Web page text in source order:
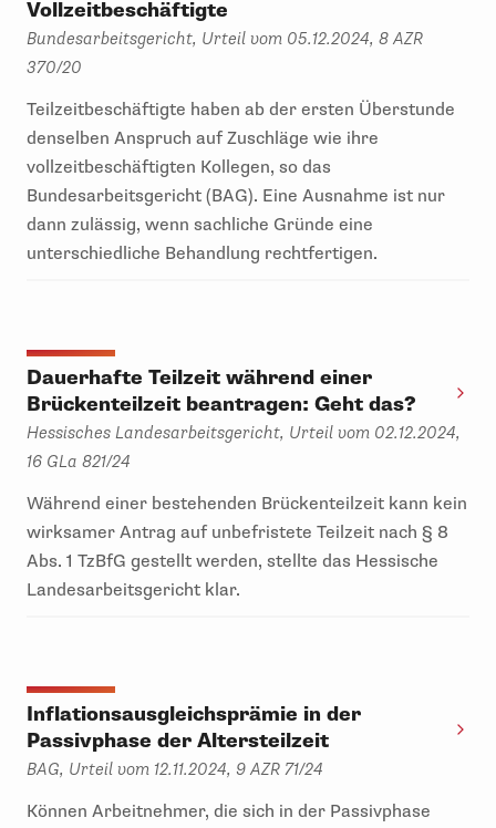
Vollzeitbeschäftigte
Bundesarbeitsgericht, Urteil vom 05.12.2024, 8 AZR
370/20
Teilzeitbeschäftigte haben ab der ersten Überstunde
denselben Anspruch auf Zuschläge wie ihre
vollzeitbeschäftigten Kollegen, so das
Bundesarbeitsgericht (BAG). Eine Ausnahme ist nur
dann zulässig, wenn sachliche Gründe eine
unterschiedliche Behandlung rechtfertigen.
Dauerhafte Teilzeit während einer
Brückenteilzeit beantragen: Geht das?
Hessisches Landesarbeitsgericht, Urteil vom 02.12.2024,
16 GLa 821/24
Während einer bestehenden Brückenteilzeit kann kein
wirksamer Antrag auf unbefristete Teilzeit nach § 8
Abs. 1 TzBfG gestellt werden, stellte das Hessische
Landesarbeitsgericht klar.
Inflationsausgleichsprämie in der
Passivphase der Altersteilzeit
BAG, Urteil vom 12.11.2024, 9 AZR 71/24
Können Arbeitnehmer, die sich in der Passivphase